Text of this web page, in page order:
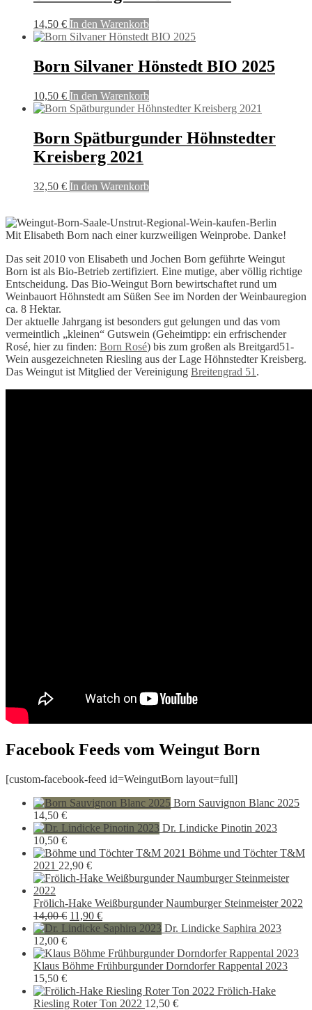
14,50 € In den Warenkorb
Born Silvaner Hönstedt BIO 2025
10,50 € In den Warenkorb
Born Spätburgunder Höhnstedter
Kreisberg 2021
32,50 € In den Warenkorb
Mit Elisabeth Born nach einer kurzweiligen Weinprobe. Danke!
Das seit 2010 von Elisabeth und Jochen Born geführte Weingut
Born ist als Bio-Betrieb zertifiziert. Eine mutige, aber völlig richtige
Entscheidung. Das Bio-Weingut Born bewirtschaftet rund um
Weinbauort Höhnstedt am Süßen See im Norden der Weinbauregion
ca. 8 Hektar.
Der aktuelle Jahrgang ist besonders gut gelungen und das vom
vermeintlich „kleinen“ Gutswein (Geheimtipp: ein erfrischender
Rosé, hier zu finden: Born Rosé) bis zum großen als Breitgard51-
Wein ausgezeichneten Riesling aus der Lage Höhnstedter Kreisberg.
Das Weingut ist Mitglied der Vereinigung Breitengrad 51 .
Facebook Feeds vom Weingut Born
[custom-facebook-feed id=WeingutBorn layout=full]
Born Sauvignon Blanc 2025
14,50 €
Dr. Lindicke Pinotin 2023
10,50 €
Böhme und Töchter T&M
2021 22,90 €
Frölich-Hake Weißburgunder Naumburger Steinmeister 2022
14,00€ Ursprünglicher
Preis
14,00 €
11,90 €Aktueller
Preis
11,90 €.
Dr. Lindicke Saphira 2023
12,00 €
Klaus Böhme Frühburgunder Dorndorfer Rappental 2023
15,50 €
Frölich-Hake
Riesling Roter Ton 2022 12,50 €